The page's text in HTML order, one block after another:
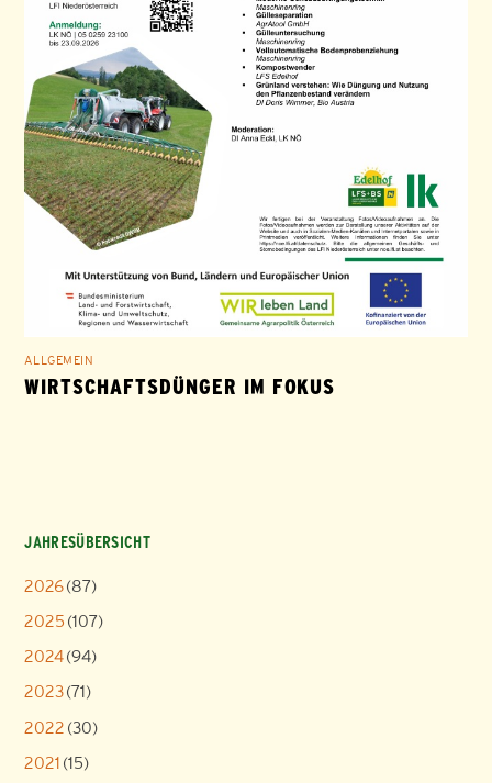
ALLGEMEIN
WIRTSCHAFTSDÜNGER IM FOKUS
JAHRESÜBERSICHT
2026(87)
2025 (107)
2024(94)
2023(71)
2022 (30)
2021 (15)